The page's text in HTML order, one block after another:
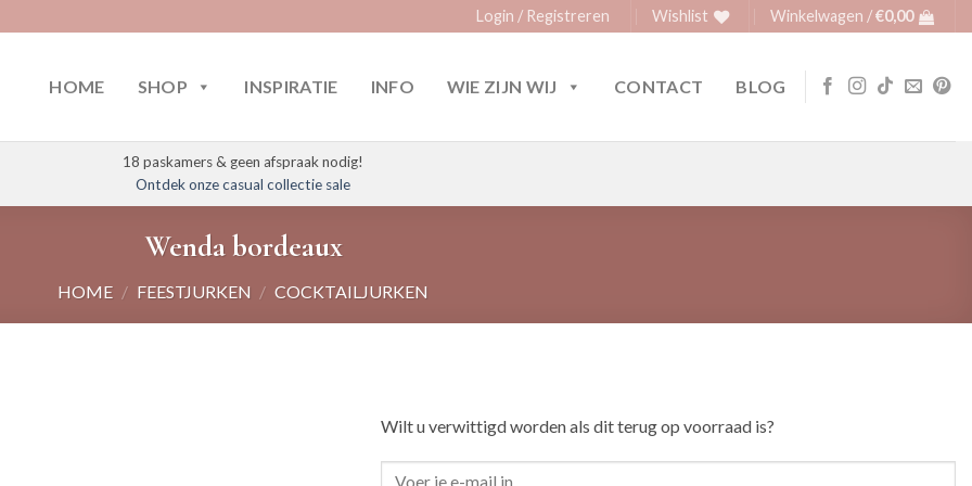
Login / Registreren Wishlist Winkelwagen /€0,00
HOME SHOP INSPIRATIE INFO WIE ZIJN WIJ CONTACT BLOG
18 paskamers & geen afspraak nodig!
Ontdek onze casual collectie sale
Wenda bordeaux
HOME / FEESTJURKEN / COCKTAILJURKEN
Wilt u verwittigd worden als dit terug op voorraad is?